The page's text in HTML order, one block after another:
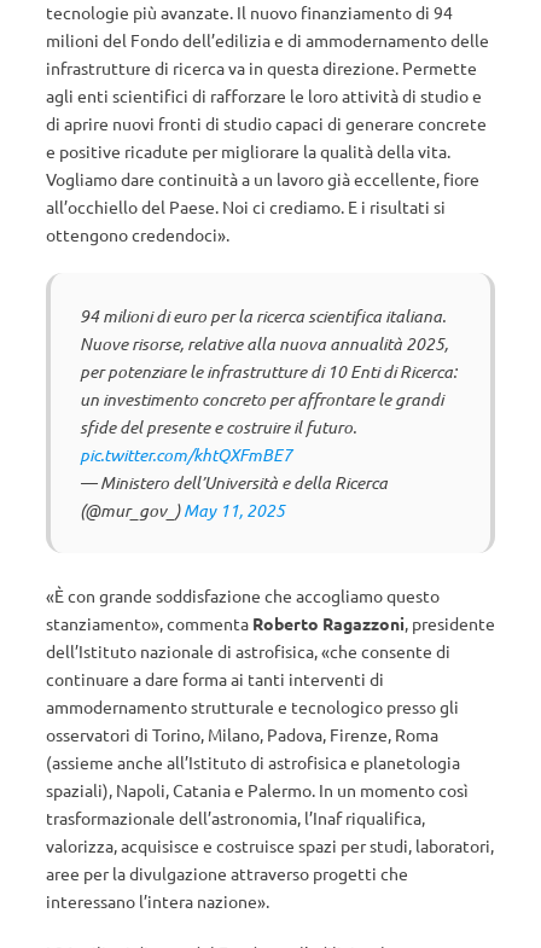
tecnologie più avanzate. Il nuovo finanziamento di 94
milioni del Fondo dell’edilizia e di ammodernamento delle
infrastrutture di ricerca va in questa direzione. Permette
agli enti scientifici di rafforzare le loro attività di studio e
di aprire nuovi fronti di studio capaci di generare concrete
e positive ricadute per migliorare la qualità della vita.
Vogliamo dare continuità a un lavoro già eccellente, fiore
all’occhiello del Paese. Noi ci crediamo. E i risultati si
ottengono credendoci».
94 milioni di euro per la ricerca scientifica italiana.
Nuove risorse, relative alla nuova annualità 2025,
per potenziare le infrastrutture di 10 Enti di Ricerca:
un investimento concreto per affrontare le grandi
sfide del presente e costruire il futuro.
pic.twitter.com/khtQXFmBE7
— Ministero dell’Università e della Ricerca
(@mur_gov_)May 11, 2025
«È con grande soddisfazione che accogliamo questo
stanziamento», commenta Roberto Ragazzoni, presidente
dell’Istituto nazionale di astrofisica, «che consente di
continuare a dare forma ai tanti interventi di
ammodernamento strutturale e tecnologico presso gli
osservatori di Torino, Milano, Padova, Firenze, Roma
(assieme anche all’Istituto di astrofisica e planetologia
spaziali), Napoli, Catania e Palermo. In un momento così
trasformazionale dell’astronomia, l’Inaf riqualifica,
valorizza, acquisisce e costruisce spazi per studi, laboratori,
aree per la divulgazione attraverso progetti che
interessano l’intera nazione».